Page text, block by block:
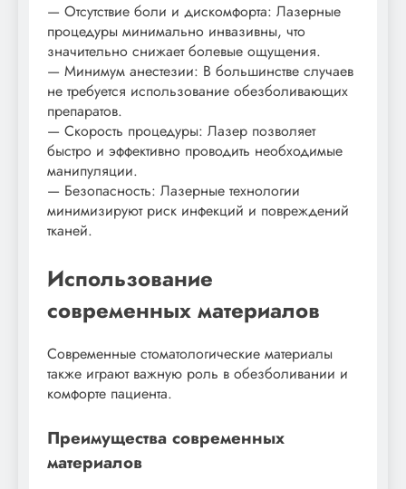
— Отсутствие боли и дискомфорта: Лазерные
процедуры минимально инвазивны, что
значительно снижает болевые ощущения.
— Минимум анестезии: В большинстве случаев
не требуется использование обезболивающих
препаратов.
— Скорость процедуры: Лазер позволяет
быстро и эффективно проводить необходимые
манипуляции.
— Безопасность: Лазерные технологии
минимизируют риск инфекций и повреждений
тканей.
Использование
современных материалов
Современные стоматологические материалы
также играют важную роль в обезболивании и
комфорте пациента.
Преимущества современных
материалов